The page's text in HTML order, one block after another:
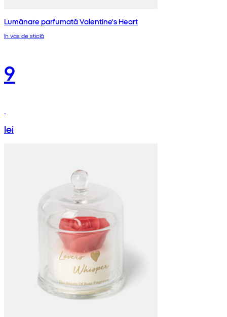
Lumânare parfumată Valentine's Heart
în vas de sticlă
9
lei